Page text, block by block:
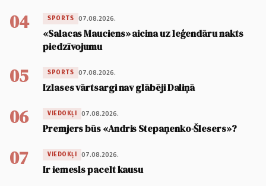
04 SPORTS 07.08.2026.
«Salacas Mauciens» aicina uz leģendāru nakts
piedzīvojumu
05 SPORTS 07.08.2026.
Izlases vārtsargi nav glābēji Daliņā
06 VIEDOKĻI 07.08.2026.
Premjers būs «Andris Stepaņenko-Šlesers»?
07 VIEDOKĻI 07.08.2026.
Ir iemesls pacelt kausu